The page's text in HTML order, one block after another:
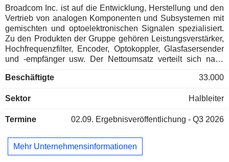
Broadcom Inc. ist auf die Entwicklung, Herstellung und den
Vertrieb von analogen Komponenten und Subsystemen mit
gemischten und optoelektronischen Signalen spezialisiert.
Zu den Produkten der Gruppe gehören Leistungsverstärker,
Hochfrequenzfilter, Encoder, Optokoppler, Glasfasersender
und -empfänger usw. Der Nettoumsatz verteilt sich nach
Geografisch verteilt sich der Nettoumsatz wie folgt: Amerika
Osten/Afrika (14,2 %).
Beschäftigte 33.000
Sektor Halbleiter
Termine 02.09. Ergebnisveröffentlichung - Q3 2026
Mehr Unternehmensinformationen